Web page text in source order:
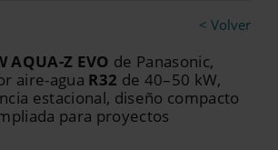
< Volver
AQUA-Z EVO de Panasonic,
aire-agua R32 de 40–50 kW,
estacional, diseño compacto
para proyectos